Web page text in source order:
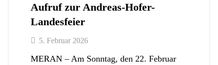
Aufruf zur Andreas-Hofer-
Landesfeier
5. Februar 2026
MERAN – Am Sonntag, den 22. Februar